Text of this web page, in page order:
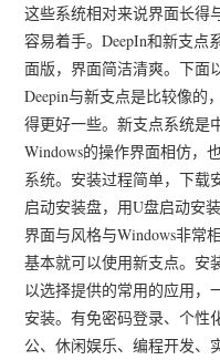
这些系统相对来说界面长得
容易着手。DeepIn和新支点
面版，界面简洁清爽。下面
Deepin与新支点是比较像的
得更好一些。新支点系统是
Windows的操作界面相仿，
系统。安装过程简单，下载
启动安装盘，用U盘启动安
界面与风格与Windows非常
基本就可以使用新支点。安
以选择提供的常用的应用，
安装。有免密码登录、个性
公、休闲娱乐、编程开发、